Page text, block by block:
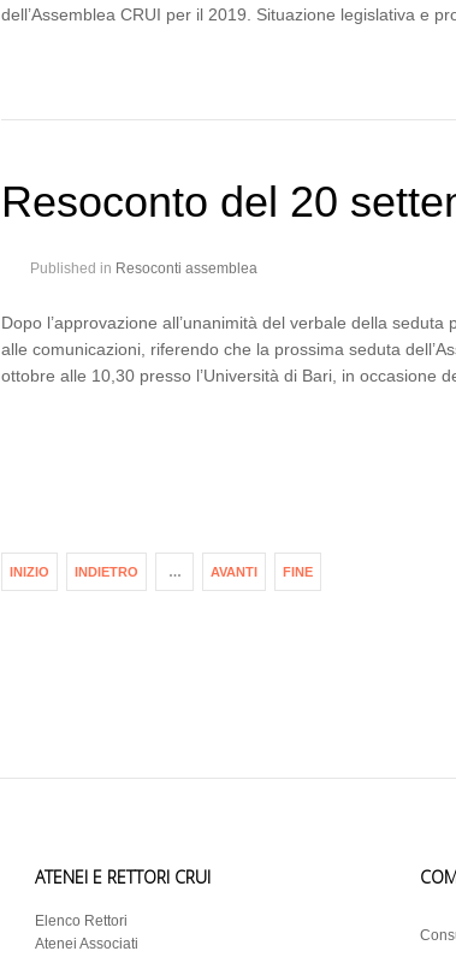
dell’Assemblea CRUI per il 2019. Situazione legislativa e
Resoconto del 20
Published in Resoconti assemblea
Dopo l’approvazione all’unanimità del verbale della
alle comunicazioni, riferendo che la prossima seduta
ottobre alle 10,30 presso l’Università di Bari, in occasione
INIZIO INDIETRO … AVANTI FINE
ATENEI E RETTORI CRUI
Elenco Rettori
Atenei Associati